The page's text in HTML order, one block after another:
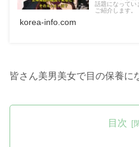
話題になってい
ご紹介します。
korea-info.com
皆さん美男美女で目の保養に
目次